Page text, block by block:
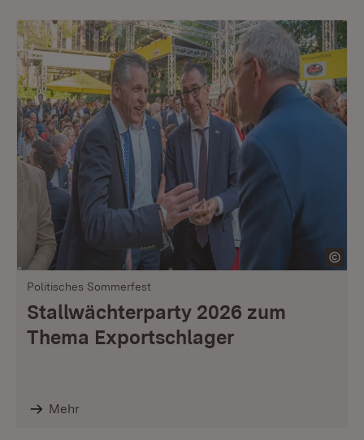
Politisches Sommerfest
Stallwächterparty 2026 zum
Thema Exportschlager
Mehr